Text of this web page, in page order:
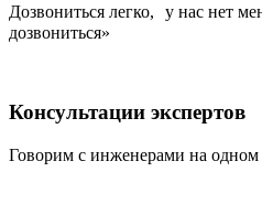
Дозвониться легко, у нас нет
дозвониться»
Консультации экспертов
Говорим с инженерами на одном